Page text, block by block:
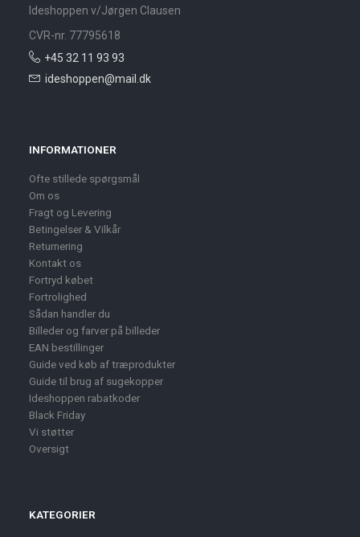
Ideshoppen v/Jørgen Clausen
CVR-nr. 77795618
+45 32 11 93 93
ideshoppen@mail.dk
INFORMATIONER
Ofte stillede spørgsmål
Om os
Fragt og Levering
Betingelser & Vilkår
Returnering
Kontakt os
Fortryd købet
Fortrolighed
Sådan handler du
Billeder og farver på billeder
EAN bestillinger
Guide ved køb af træprodukter
Guide til brug af sugekopper
Ideshoppen rabatkoder
Black Friday
Vi støtter
Oversigt
KATEGORIER